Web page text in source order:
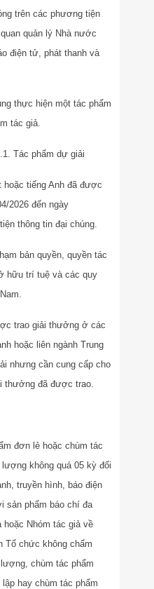
trên các phương tiện
quản lý Nhà nước
điện tử, phát thanh và
thực hiện một tác phẩm
tác giả.
Tác phẩm dự giải
hoặc tiếng Anh đã được
2026 đến ngày
thông tin đại chúng.
bản quyền, quyền tác
hữu trí tuệ và các quy
trao giải thưởng ở các
hoặc liên ngành Trung
nhưng cần cung cấp cho
thưởng đã được trao.
đơn lẻ hoặc chùm tác
không quá 05 kỳ đối
truyền hình, báo điện
sản phẩm báo chí đa
Nhóm tác giả về
Tổ chức không chấm
chùm tác phẩm
hay chùm tác phẩm